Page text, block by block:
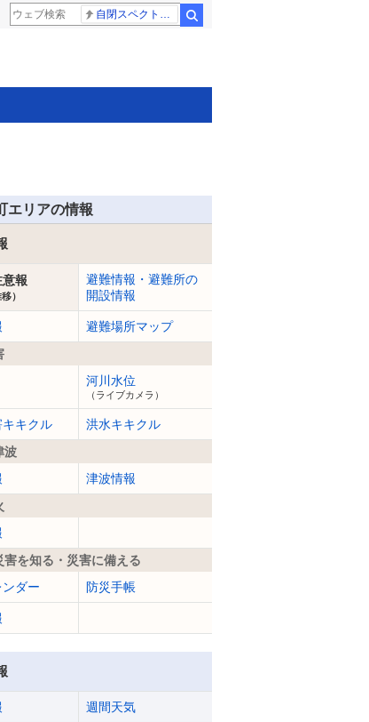
エリアの情報
報
）
避難情報・避難所の
開設情報
避難場所マップ
河川水位
（ライブカメラ）
キクル
洪水キキクル
波
津波情報
害を知る・災害に備える
ダー
防災手帳
週間天気